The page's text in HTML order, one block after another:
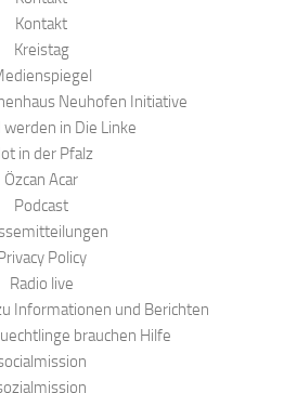
Kontakt
Kreistag
Neuhofen Initiative
in Die Linke
in der Pfalz
Özcan Acar
Podcast
Policy
Radio live
Informationen und Berichten
brauchen Hilfe